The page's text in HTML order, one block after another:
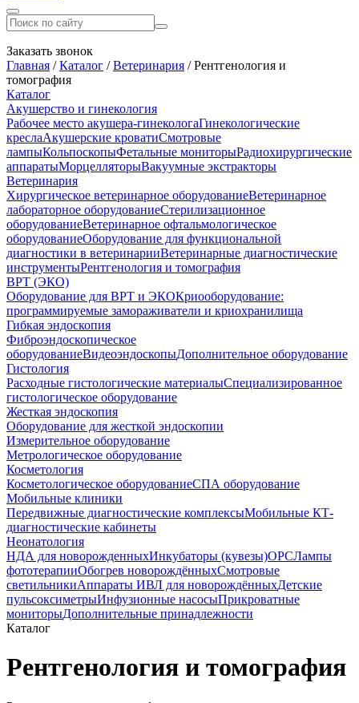
Заказать звонок
Главная /Каталог /Ветеринария /Рентгенология и
томография
Каталог
Акушерство и гинекология
Рабочее место акушера-гинекологаГинекологические
креслаАкушерские кроватиСмотровые
лампыКольпоскопыФетальные мониторыРадиохирургические
аппаратыМорцелляторыВакуумные экстракторы
Ветеринария
Хирургическое ветеринарное оборудованиеВетеринарное
лабораторное оборудованиеСтерилизационное
оборудованиеВетеринарное офтальмологическое
оборудованиеОборудование для функциональной
диагностики в ветеринарииВетеринарные диагностические
инструментыРентгенология и томография
ВРТ (ЭКО)
Оборудование для ВРТ и ЭКОКриооборудование:
программируемые замораживатели и криохранилища
Гибкая эндоскопия
Фиброэндоскопическое
оборудованиеВидеоэндоскопыДополнительное оборудование
Гистология
Расходные гистологические материалыСпециализированное
гистологическое оборудование
Жесткая эндоскопия
Оборудование для жесткой эндоскопии
Измерительное оборудование
Метрологическое оборудование
Косметология
Косметологическое оборудованиеСПА оборудование
Мобильные клиники
Передвижные диагностические комплексыМобильные КТ-
диагностические кабинеты
Неонатология
НДА для новорожденныхИнкубаторы (кувезы)ОРСЛампы
фототерапииОбогрев новорождённыхСмотровые
светильникиАппараты ИВЛ для новорождённыхДетские
пульсоксиметрыИнфузионные насосыПрикроватные
мониторыДополнительные принадлежности
Каталог
Рентгенология и томография